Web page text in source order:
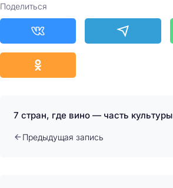
Поделиться
7 стран, где вино — часть культуры
Предыдущая запись